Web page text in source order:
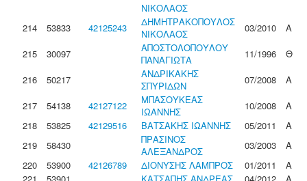
ΝΙΚΟΛΑΟΣ
214 53833 42125243
ΔΗΜΗΤΡΑΚΟΠΟΥΛΟΣ
ΝΙΚΟΛΑΟΣ
03/2010
Α
215
30097
ΑΠΟΣΤΟΛΟΠΟΥΛΟΥ
ΠΑΝΑΓΙΩΤΑ
11/1996
Θ
216
50217
ΑΝΔΡΙΚΑΚΗΣ
ΣΠΥΡΙΔΩΝ
07/2008
Α
217
54138 42127122
ΜΠΑΣΟΥΚΕΑΣ
ΙΩΑΝΝΗΣ
10/2008
Α
218
53825 42129516 ΒΑΤΣΑΚΗΣ ΙΩΑΝΝΗΣ 05/2011
Α
219
58430
ΠΡΑΣΙΝΟΣ
ΑΛΕΞΑΝΔΡΟΣ
03/2003
Α
220
53900 42126789 ΔΙΟΝΥΣΗΣ ΛΑΜΠΡΟΣ 01/2011
Α